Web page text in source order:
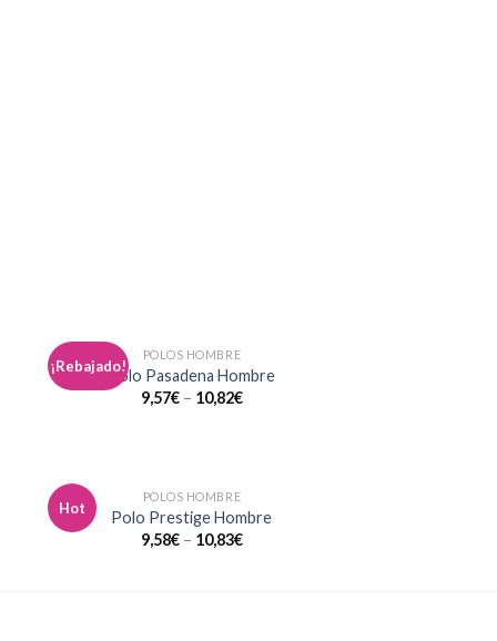
¡Rebajado!
POLOS HOMBRE
Polo Pasadena Hombre
9,57€– 10,82€
Hot
POLOS HOMBRE
Polo Prestige Hombre
9,58€– 10,83€